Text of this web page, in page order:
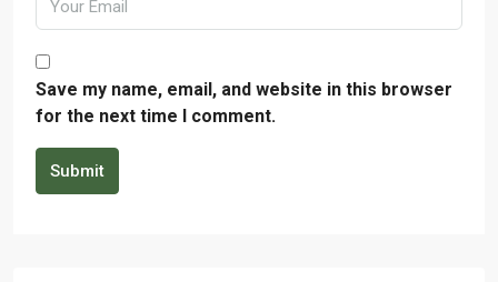
Save my name, email, and website in this browser
for the next time I comment.
Submit